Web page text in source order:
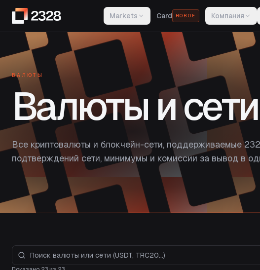
Markets Card НОВОЕ Компания
ВАЛЮТЫ
Валюты и сети
Все криптовалюты и блокчейн-сети, поддерживаемые
подтверждений сети, минимумы и комиссии за вывод в